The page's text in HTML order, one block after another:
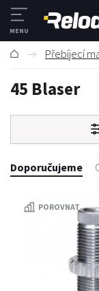
Přebíjecí
45 Blaser
Doporučujeme
POROVNAT